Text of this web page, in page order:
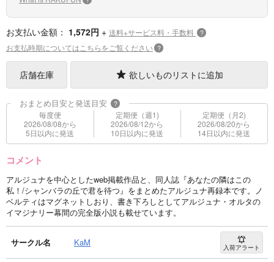
お支払い金額： 1,572円 + 送料+サービス料・手数料 ?
お支払時期についてはこちらをご覧ください ?
店舗在庫 欲しいものリストに追加
おまとめ目安と発送目安 ?
毎度便
2026/08/08から
5日以内に発送
定期便（週1)
2026/08/12から
10日以内に発送
定期便（月2)
2026/08/20から
14日以内に発送
コメント
アルジュナを中心としたweb掲載作品と、同人誌『あなたの隣はこの
私！/シャンバラの丘で君を待つ』をまとめたアルジュナ再録本です。ノ
ベルティはマグネットしおり、書き下ろしとしてアルジュナ・オルタの
イマジナリー幕間の完全版小説も載せています。
サークル名 KaM 入荷アラート